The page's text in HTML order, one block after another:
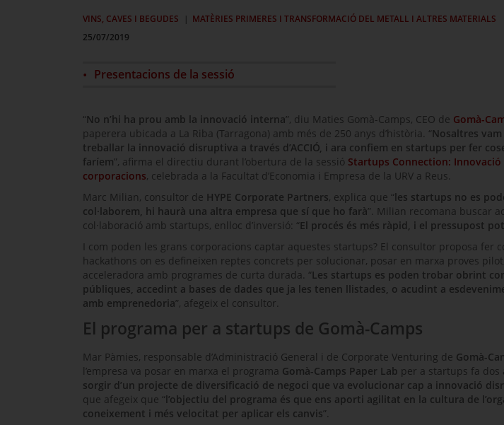
VINS, CAVES I BEGUDES
MATÈRIES PRIMERES I TRANSFORMACIÓ DEL METALL I ALTRES MATERIALS
25/07/2019
Presentacions de la sessió
“No n’hi ha prou amb la innovació interna”, diu Maties Gomà-Camps, CEO de Gomà-
paperera ubicada a La Riba (Tarragona) amb més de 250 anys d’història. “Nosaltres
treballar la innovació disruptiva a través d’ACCIÓ, i ara confiem en startups per fer
faríem”, afirma el directiu durant l’obertura de la sessió Startups Connection:
corporacions, celebrada a la Facultat d’Economia i Empresa de la URV a Reus.
Marc Milian, consultor de HYPE Corporate Partners, explica que “les startups no es
col·laborem, hi haurà una altra empresa que sí que ho farà”. Milian recomana buscar
col·laboració amb startups, enlloc d’inversió: “El procés és més ràpid, i el pressupost
I com poden les grans corporacions captar aquestes startups? El consultor proposa fer
hackathons on es defineixen reptes concrets per solucionar, posar en marxa proves
acceleradora amb programes de curta durada. “Les startups es poden trobar obrint
públiques, accedint a bases de dades que ja les tenen llistades, o acudint a
amb emprenedoria”, afegeix el consultor.
El programa per a startups de Gomà-Camps
Mar Pàmies, responsable d’Administració General i de Corporate Venturing de Gomà-
l’empresa va posar en marxa el programa Gomà-Camps Paper Lab per a startups fa dos
sorgir d’un projecte de diversificació de negoci que va evolucionar cap a innovació
que afegeix que “l’objectiu del programa és que ens aporti agilitat en la cultura de
coneixement i més velocitat per aplicar els canvis”.